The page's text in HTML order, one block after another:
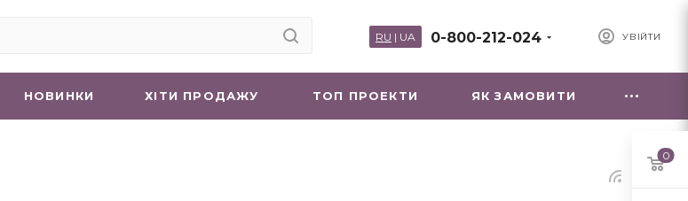
УВІЙТИ
0-800-212-024
RU | UA
НОВИНКИ ХIТИ ПРОДАЖУ ТОП ПРОЕКТИ ЯК ЗАМОВИТИ
0